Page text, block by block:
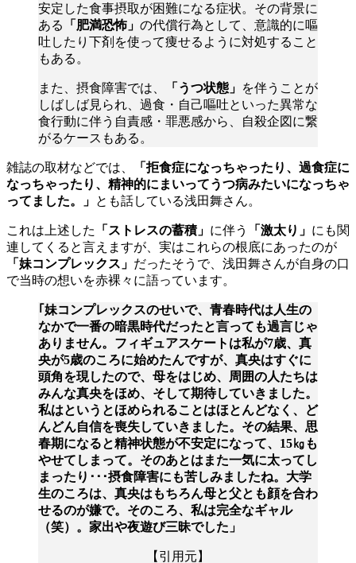
安定した食事摂取が困難になる症状。その背景に
ある
「肥満恐怖」 の代償行為として、意識的に嘔
吐したり下剤を使って痩せるように対処すること
もある。
また、摂食障害では、 「うつ状態」 を伴うことが
しばしば見られ、過食・自己嘔吐といった異常な
食行動に伴う自責感・罪悪感から、自殺企図に繋
がるケースもある。
雑誌の取材などでは、
「拒食症になっちゃったり、過食症に
なっちゃったり、精神的にまいってうつ病みたいになっちゃ
ってました。」 とも話している浅田舞さん。
これは上述した 「ストレスの蓄積」 に伴う 「激太り」 にも関
連してくると言えますが、実はこれらの根底にあったのが
「妹コンプレックス」 だったそうで、浅田舞さんが自身の口
で当時の想いを赤裸々に語っています。
｢妹コンプレックスのせいで、青春時代は人生の
なかで一番の暗黒時代だったと言っても過言じゃ
ありません。フィギュアスケートは私が7歳、真
央が5歳のころに始めたんですが、真央はすぐに
頭角を現したので、母をはじめ、周囲の人たちは
みんな真央をほめ、そして期待していきました。
私はというとほめられることはほとんどなく、ど
んどん自信を喪失していきました。その結果、思
春期になると精神状態が不安定になって、15㎏も
やせてしまって。そのあとはまた一気に太ってし
まったり･･･摂食障害にも苦しみましたね。大学
生のころは、真央はもちろん母と父とも顔を合わ
せるのが嫌で。そのころ、私は完全なギャル
（笑）。家出や夜遊び三昧でした」
【引用元】